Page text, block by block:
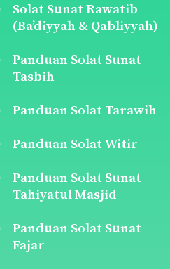
Solat Sunat Rawatib
(Ba’diyyah & Qabliyyah)
Panduan Solat Sunat
Tasbih
Panduan Solat Tarawih
Panduan Solat Witir
Panduan Solat Sunat
Tahiyatul Masjid
Panduan Solat Sunat
Fajar